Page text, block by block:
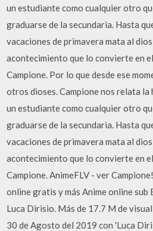
un estudiante como cualquier otro
graduarse de la secundaria. Hasta
vacaciones de primavera mata al
acontecimiento que lo convierte en
Campione. Por lo que desde ese
otros dioses. Campione nos relata
un estudiante como cualquier otro
graduarse de la secundaria. Hasta
vacaciones de primavera mata al
acontecimiento que lo convierte en
Campione. AnimeFLV - ver
online gratis y más Anime online sub
Luca Dirisio. Más de 17.7 M de
30 de Agosto del 2019 con 'Luca